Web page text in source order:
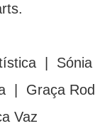
| Sónia
| Graça
Vaz